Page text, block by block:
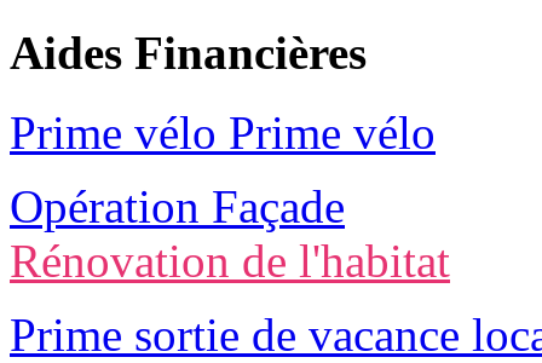
Aides Financières
Prime vélo Prime vélo
Opération Façade
Rénovation de l'habitat
Prime sortie de vacance